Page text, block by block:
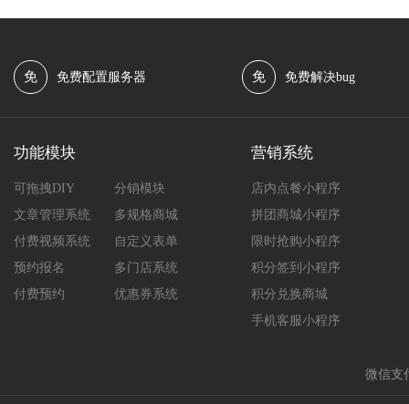
免 免费配置服务器 免 免费解决bug
功能模块
可拖拽DIY
分销模块
文章管理系统
多规格商城
付费视频系统
自定义表单
预约报名
多门店系统
付费预约
优惠券系统
营销系统
店内点餐小程序
拼团商城小程序
限时抢购小程序
积分签到小程序
积分兑换商城
手机客服小程序
微信支